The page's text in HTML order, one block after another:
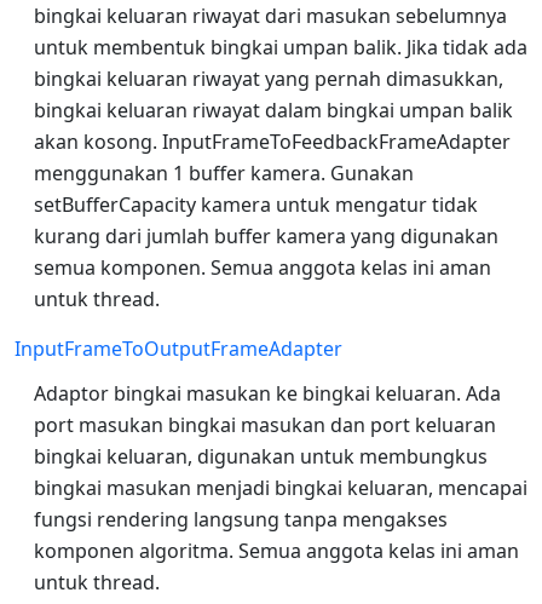
bingkai keluaran riwayat dari masukan sebelumnya
untuk membentuk bingkai umpan balik. Jika tidak ada
bingkai keluaran riwayat yang pernah dimasukkan,
bingkai keluaran riwayat dalam bingkai umpan balik
akan kosong. InputFrameToFeedbackFrameAdapter
menggunakan 1 buffer kamera. Gunakan
setBufferCapacity kamera untuk mengatur tidak
kurang dari jumlah buffer kamera yang digunakan
semua komponen. Semua anggota kelas ini aman
untuk thread.
InputFrameToOutputFrameAdapter
Adaptor bingkai masukan ke bingkai keluaran. Ada
port masukan bingkai masukan dan port keluaran
bingkai keluaran, digunakan untuk membungkus
bingkai masukan menjadi bingkai keluaran, mencapai
fungsi rendering langsung tanpa mengakses
komponen algoritma. Semua anggota kelas ini aman
untuk thread.